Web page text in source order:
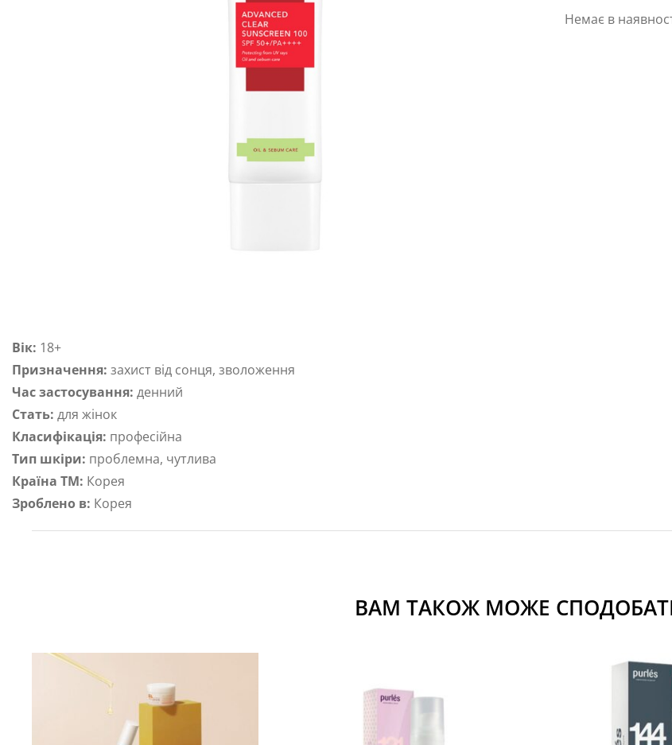
Немає в
Вік: 18+
Призначення: захист від сонця, зволоження
Час застосування: денний
Стать: для жінок
Класифікація: професійна
Тип шкіри: проблемна, чутлива
Країна ТМ: Корея
Зроблено в: Корея
ВАМ ТАКОЖ МОЖЕ